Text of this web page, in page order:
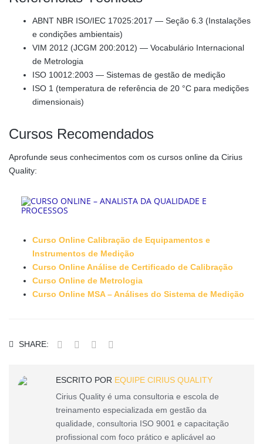
ABNT NBR ISO/IEC 17025:2017 — Seção 6.3 (Instalações
e condições ambientais)
VIM 2012 (JCGM 200:2012) — Vocabulário Internacional
de Metrologia
ISO 10012:2003 — Sistemas de gestão de medição
ISO 1 (temperatura de referência de 20 °C para medições
dimensionais)
Cursos Recomendados
Aprofunde seus conhecimentos com os cursos online da Cirius
Quality:
Curso Online Calibração de Equipamentos e
Instrumentos de Medição
Curso Online Análise de Certificado de Calibração
Curso Online de Metrologia
Curso Online MSA – Análises do Sistema de Medição
SHARE:
ESCRITO POR EQUIPE CIRIUS QUALITY
Cirius Quality é uma consultoria e escola de
treinamento especializada em gestão da
qualidade, consultoria ISO 9001 e capacitação
profissional com foco prático e aplicável ao